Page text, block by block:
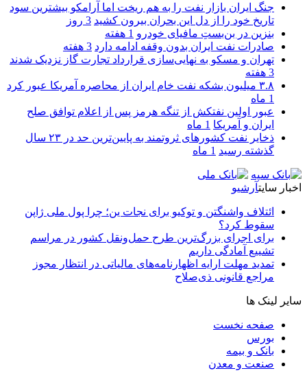
جنگ ایران بازار نفت را به هم ریخت اما آرامکو بیشترین سود
تاریخ خود را از دل این بحران بیرون کشید 3 روز
بنزین در بن‌بستِ مافیای خودرو 1 هفته
صادرات نفت ایران بدون وقفه ادامه دارد 3 هفته
تهران و مسکو به نهایی‌سازی قرارداد تجارت گاز نزدیک شدند
3 هفته
۳.۸ میلیون بشکه نفت خام ایران از محاصره آمریکا عبور کرد
1 ماه
عبور اولین نفتکش از تنگه هرمز پس از اعلام توافق صلح
ایران و آمریکا 1 ماه
ذخایر نفت کشورهای ثروتمند به پایین‌ترین حد در ۲۳ سال
گذشته رسید 1 ماه
اخبار سایتآرشیو
ائتلاف واشنگتن و توکیو برای نجات ین؛ چرا پول ملی ژاپن
سقوط کرد؟
برای اجرای بزرگ‌ترین طرح حمل‌ونقل کشور در مراسم
تشییع آمادگی داریم
تمدید مهلت ارایه اظهارنامه‌های مالیاتی در انتظار مجوز
مراجع قانونی ذی‌‏صلاح
سایر لینک ها
صفحه نخست
بورس
بانک و بیمه
صنعت و معدن